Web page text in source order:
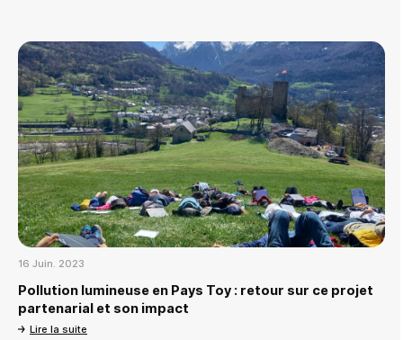
16 Juin. 2023
Pollution lumineuse en Pays Toy : retour sur ce projet
partenarial et son impact
Lire la suite